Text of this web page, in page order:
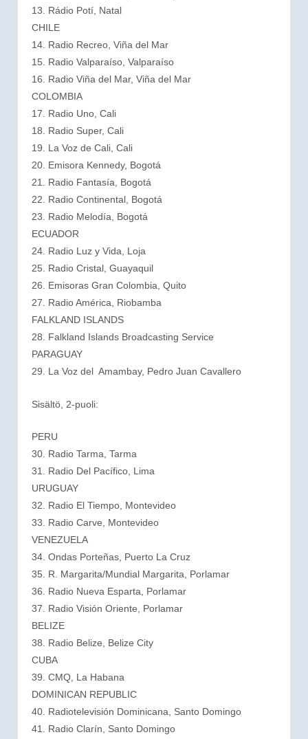
13. Rádio Potí, Natal
CHILE
14. Radio Recreo, Viña del Mar
15. Radio Valparaíso, Valparaíso
16. Radio Viña del Mar, Viña del Mar
COLOMBIA
17. Radio Uno, Cali
18. Radio Super, Cali
19. La Voz de Cali, Cali
20. Emisora Kennedy, Bogotá
21. Radio Fantasía, Bogotá
22. Radio Continental, Bogotá
23. Radio Melodía, Bogotá
ECUADOR
24. Radio Luz y Vida, Loja
25. Radio Cristal, Guayaquil
26. Emisoras Gran Colombia, Quito
27. Radio América, Riobamba
FALKLAND ISLANDS
28. Falkland Islands Broadcasting Service
PARAGUAY
29. La Voz del Amambay, Pedro Juan Cavallero
Sisältö, 2-puoli:
PERU
30. Radio Tarma, Tarma
31. Radio Del Pacífico, Lima
URUGUAY
32. Radio El Tiempo, Montevideo
33. Radio Carve, Montevideo
VENEZUELA
34. Ondas Porteñas, Puerto La Cruz
35. R. Margarita/Mundial Margarita, Porlamar
36. Radio Nueva Esparta, Porlamar
37. Radio Visión Oriente, Porlamar
BELIZE
38. Radio Belize, Belize City
CUBA
39. CMQ, La Habana
DOMINICAN REPUBLIC
40. Radiotelevisión Dominicana, Santo Domingo
41. Radio Clarín, Santo Domingo